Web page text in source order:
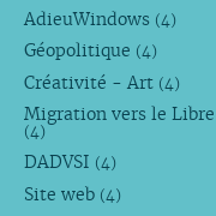
AdieuWindows (4)
Géopolitique (4)
Créativité - Art (4)
Migration vers le Libre
(4)
DADVSI (4)
Site web (4)